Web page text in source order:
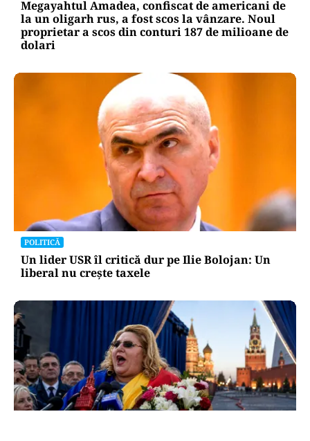
Megayahtul Amadea, confiscat de americani de
la un oligarh rus, a fost scos la vânzare. Noul
proprietar a scos din conturi 187 de milioane de
dolari
POLITICĂ
Un lider USR îl critică dur pe Ilie Bolojan: Un
liberal nu crește taxele